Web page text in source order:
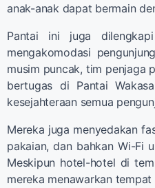
anak-anak dapat bermain
Pantai ini juga
mengakomodasi
musim puncak, tim penjaga
bertugas di Pantai
kesejahteraan semua
Mereka juga menyedakan
pakaian, dan bahkan Wi-Fi
Meskipun hotel-hotel di
mereka menawarkan